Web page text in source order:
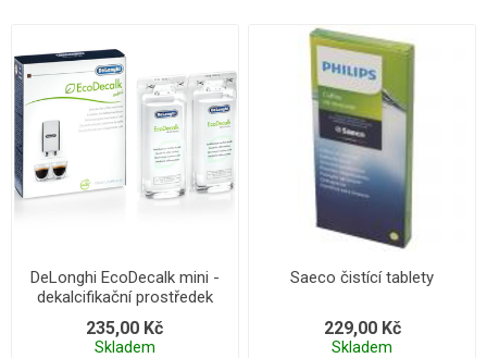
DeLonghi EcoDecalk mini -
dekalcifikační prostředek
2x100 ml
235,00 Kč
Skladem
Saeco čistící tablety
229,00 Kč
Skladem